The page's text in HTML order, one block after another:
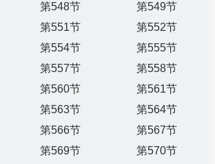
第548节
第549节
第551节
第552节
第554节
第555节
第557节
第558节
第560节
第561节
第563节
第564节
第566节
第567节
第569节
第570节